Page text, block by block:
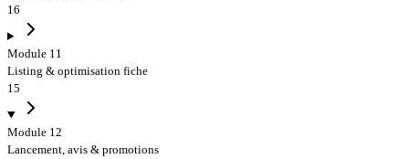
16
Module 11
Listing & optimisation fiche
15
Module 12
Lancement, avis & promotions